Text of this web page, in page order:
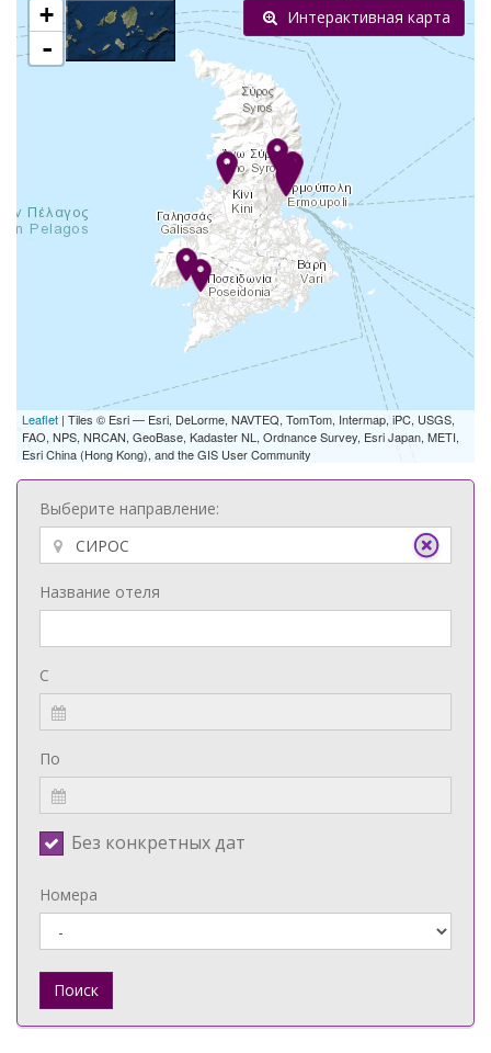
+
-
Leaflet | Tiles © Esri — Esri, DeLorme, NAVTEQ, TomTom, Intermap, iPC, USGS,
FAO, NPS, NRCAN, GeoBase, Kadaster NL, Ordnance Survey, Esri Japan, METI,
Esri China (Hong Kong), and the GIS User Community
Интерактивная карта
Выберите направление:
Название отеля
С
По
Без конкретных дат
Номера
Поиск